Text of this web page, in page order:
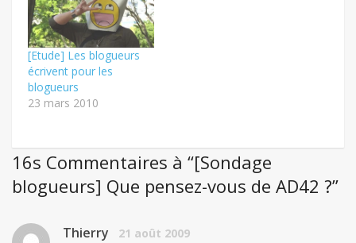
[Etude] Les blogueurs
écrivent pour les
blogueurs
23 mars 2010
16s Commentaires à “[Sondage
blogueurs] Que pensez-vous de AD42 ?”
Thierry 21 août 2009